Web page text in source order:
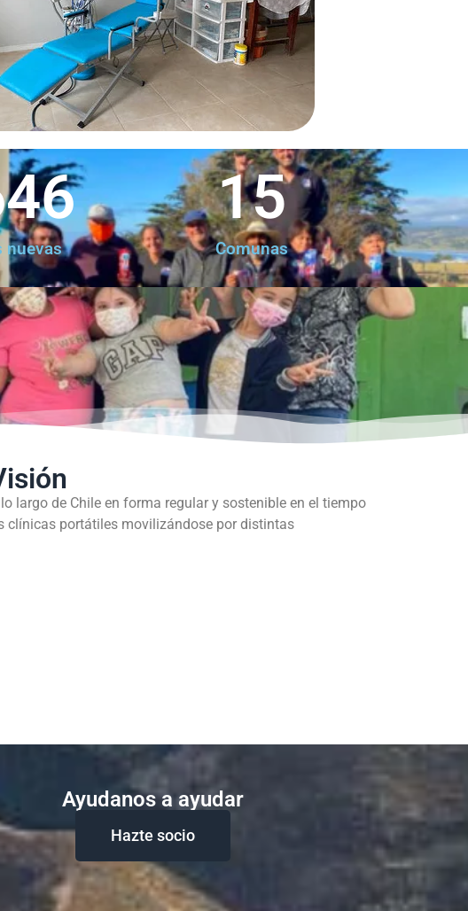
nuevas Comunas
15
largo de Chile en forma regular y sostenible en el tiempo
clínicas portátiles movilizándose por distintas
Ayudanos a ayudar
Hazte socio